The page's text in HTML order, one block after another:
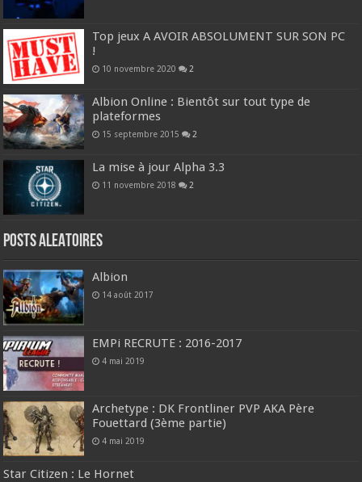
Top jeux A AVOIR ABSOLUMENT SUR SON PC
!
10 novembre 2020 2
Albion Online : Bientôt sur tout type de
plateformes
15 septembre 2015 2
La mise à jour Alpha 3.3
11 novembre 2018 2
Posts ALEATOIRES
Albion
14 août 2017
EMPi RECRUTE : 2016-2017
4 mai 2019
Archetype : DK Frontliner PVP AKA Père
Fouettard (3ème partie)
4 mai 2019
Star Citizen : Le Hornet